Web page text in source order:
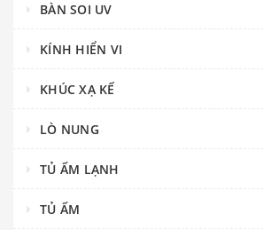
BÀN SOI UV
KÍNH HIỂN VI
KHÚC XẠ KẾ
LÒ NUNG
TỦ ẤM LẠNH
TỦ ẤM